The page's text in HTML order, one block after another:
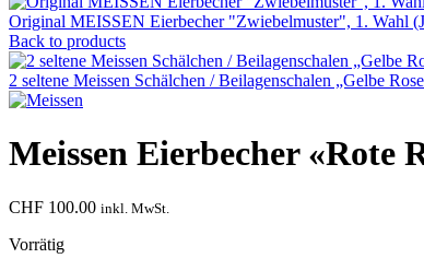
Original MEISSEN Eierbecher "Zwiebelmuster", 1. Wahl
Back to products
2 seltene Meissen Schälchen / Beilagenschalen „Gelbe
Meissen Eierbecher «Rote
CHF 100.00 inkl. MwSt.
Vorrätig